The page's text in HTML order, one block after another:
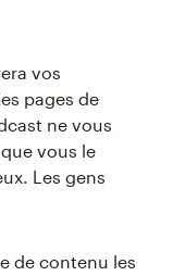
vos
pages de
ne vous
vous le
Les gens
de contenu les